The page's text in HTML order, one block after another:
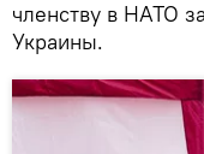
членству в НАТО
Украины.